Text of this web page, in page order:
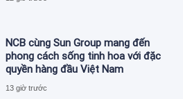
NCB cùng Sun Group mang đến
phong cách sống tinh hoa với đặc
quyền hàng đầu Việt Nam
13 giờ trước